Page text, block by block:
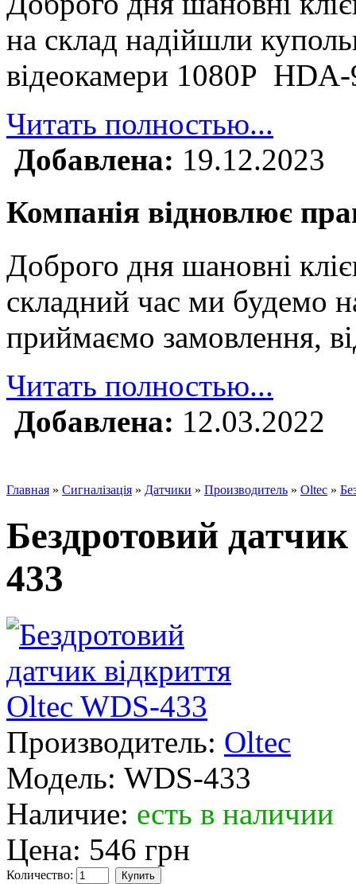
на склад надійшли
відеокамери 1080P
Читать полностью...
Добавлена: 19.12.2023
Компанія відновлює
Доброго дня шановні
складний час ми будемо
приймаємо замовлення,
Читать полностью...
Добавлена: 12.03.2022
Главная » Сигналізація » Датчики » Производитель » Oltec »
Бездротовий
433
Производитель: Oltec
Модель: WDS-433
Наличие: есть в наличии
Цена: 546 грн
Количество: